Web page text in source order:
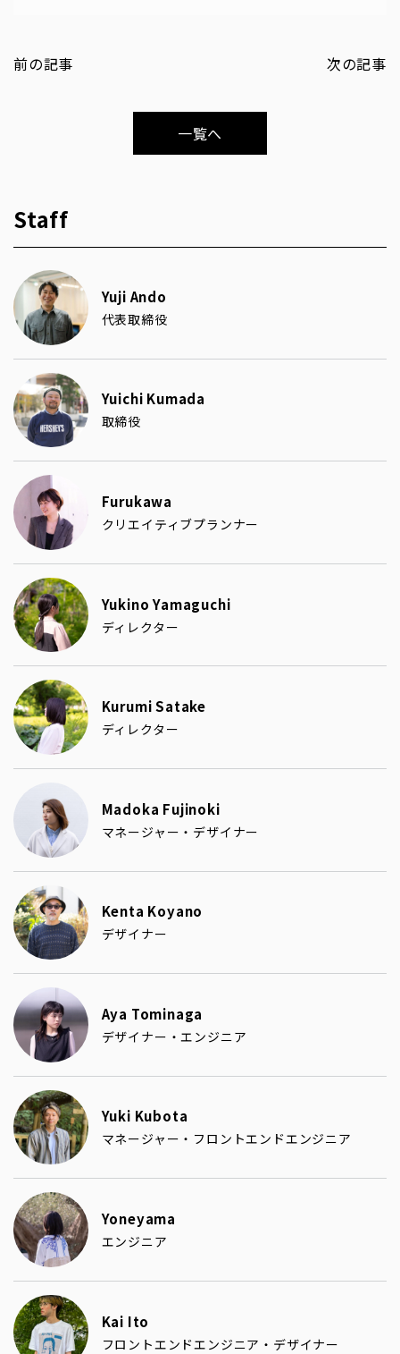
前の記事 次の記事
一覧へ
Staff
Yuji Ando
代表取締役
Yuichi Kumada
取締役
Furukawa
クリエイティブプランナー
Yukino Yamaguchi
ディレクター
Kurumi Satake
ディレクター
Madoka Fujinoki
マネージャー・デザイナー
Kenta Koyano
デザイナー
Aya Tominaga
デザイナー・エンジニア
Yuki Kubota
マネージャー・フロントエンドエンジニア
Yoneyama
エンジニア
Kai Ito
フロントエンドエンジニア・デザイナー